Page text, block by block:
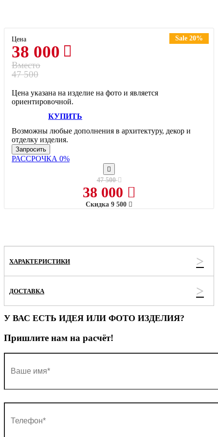
Цена
38 000
Sale 20%
Вместо
47 500
Цена указана на изделие на фото и является
ориентировочной.
КУПИТЬ
Возможны любые дополнения в архитектуру, декор и
отделку изделия.
Запросить
РАССРОЧКА 0%
47 500
38 000
Скидка 9 500
ХАРАКТЕРИСТИКИ
ДОСТАВКА
У ВАС ЕСТЬ ИДЕЯ ИЛИ ФОТО ИЗДЕЛИЯ?
Пришлите нам на расчёт!